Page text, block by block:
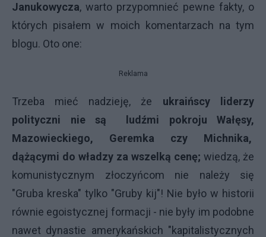
Janukowycza, warto przypomnieć pewne fakty, o
których pisałem w moich komentarzach na tym
blogu. Oto one:
Reklama
Trzeba mieć nadzieję, że ukraińscy liderzy
polityczni nie są ludźmi pokroju Wałęsy,
Mazowieckiego, Geremka czy Michnika,
dążącymi do władzy za wszelką cenę; wiedzą, że
komunistycznym złoczyńcom nie należy się
"Gruba kreska" tylko "Gruby kij"! Nie było w historii
równie egoistycznej formacji - nie były im podobne
nawet dynastie amerykańskich "kapitalistycznych